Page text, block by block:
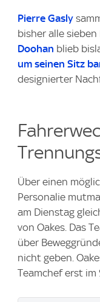
Pierre Gasly
bisher alle
Doohan blieb
um seinen Sitz
designierter
Über einen
Personalie
am Dienstag
von Oakes. Das
über
nicht geben.
Teamchef erst